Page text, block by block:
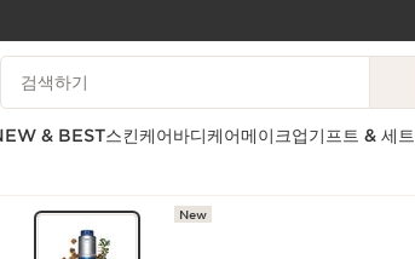
컨텐츠로 이동하기
하단으로 이동
범례 검색하기
& BEST스킨케어바디케어메이크업기프트 & 세트
New